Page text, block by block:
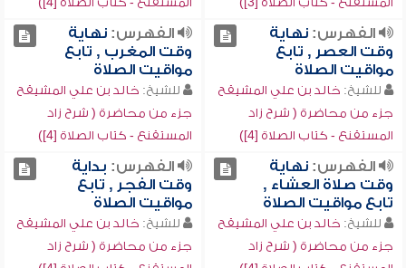
الفهرس:نهاية
وقت العصر , تابع
مواقيت الصلاة
للشيخ: خالد بن علي المشيقح
جزء من محاضرة ( شرح زاد
المستقنع - كتاب الصلاة [4])
الفهرس:نهاية
وقت المغرب , تابع
مواقيت الصلاة
للشيخ: خالد بن علي المشيقح
جزء من محاضرة ( شرح زاد
المستقنع - كتاب الصلاة [4])
الفهرس:نهاية
وقت صلاة العشاء ,
تابع مواقيت الصلاة
للشيخ: خالد بن علي المشيقح
جزء من محاضرة ( شرح زاد
الفهرس: بداية
وقت الفجر , تابع
مواقيت الصلاة
للشيخ: خالد بن علي المشيقح
جزء من محاضرة ( شرح زاد